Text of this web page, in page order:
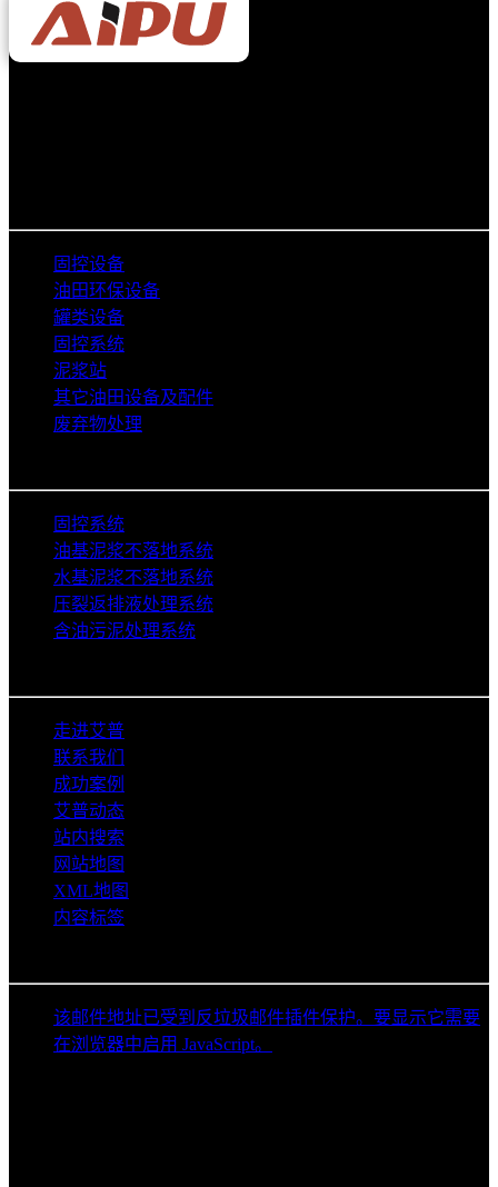
固控设备
油田环保设备
罐类设备
固控系统
泥浆站
其它油田设备及配件
废弃物处理
固控系统
油基泥浆不落地系统
水基泥浆不落地系统
压裂返排液处理系统
含油污泥处理系统
走进艾普
联系我们
成功案例
艾普动态
站内搜索
网站地图
XML地图
内容标签
该邮件地址已受到反垃圾邮件插件保护。要显示它需要
在浏览器中启用 JavaScript。